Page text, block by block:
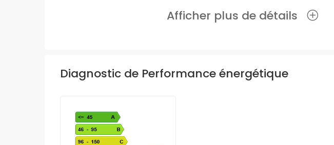
Afficher plus de détails
Diagnostic de Performance énergétique